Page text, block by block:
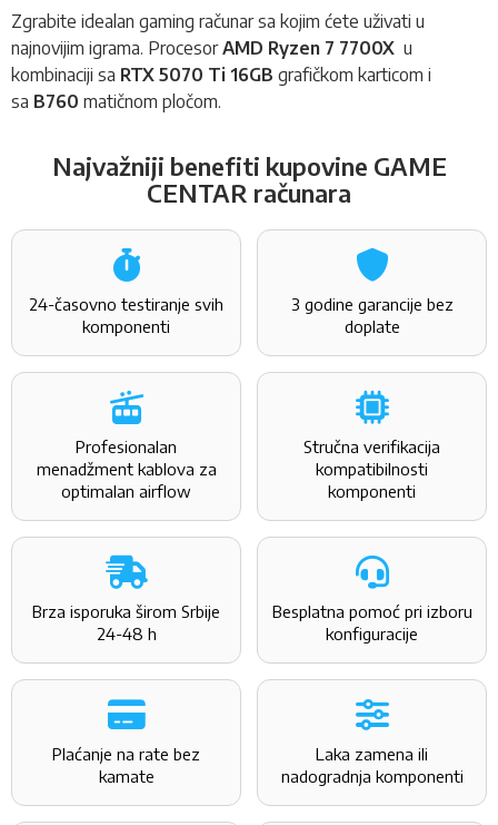
Zgrabite idealan gaming računar sa kojim ćete uživati u
najnovijim igrama. ProcesorAMD Ryzen 7 7700X u
kombinaciji sa RTX 5070 Ti 16GB grafičkom karticom i
sa B760 matičnom pločom.
Najvažniji benefiti kupovine GAME
CENTAR računara
24-časovno testiranje svih
komponenti
3 godine garancije bez
doplate
Profesionalan
menadžment kablova za
optimalan airflow
Stručna verifikacija
kompatibilnosti
komponenti
Brza isporuka širom Srbije
24-48 h
Besplatna pomoć pri izboru
konfiguracije
Plaćanje na rate bez
kamate
Laka zamena ili
nadogradnja komponenti